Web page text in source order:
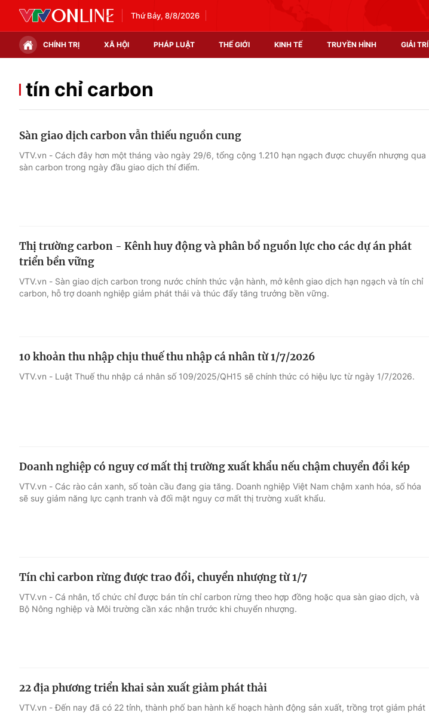
Thứ Bảy, 8/8/2026
CHÍNH TRỊ XÃ HỘI PHÁP LUẬT THẾ GIỚI KINH TẾ TRUYỀN HÌNH GIẢI TRÍ
Chính trị
Thế giới đó đây
Thị trường
Điện ảnh
Âm nhạc
Du lịch
Làm đẹp
Học trực tuyến
tín chỉ carbon
Sàn giao dịch carbon vẫn thiếu nguồn cung
VTV.vn - Cách đây hơn một tháng vào ngày 29/6, tổng cộng 1.210 hạn ngạch được chuyển nhượng qua
sàn carbon trong ngày đầu giao dịch thí điểm.
Thị trường carbon - Kênh huy động và phân bổ nguồn lực cho các dự án phát
triển bền vững
VTV.vn - Sàn giao dịch carbon trong nước chính thức vận hành, mở kênh giao dịch hạn ngạch và tín chỉ
carbon, hỗ trợ doanh nghiệp giảm phát thải và thúc đẩy tăng trưởng bền vững.
10 khoản thu nhập chịu thuế thu nhập cá nhân từ 1/7/2026
VTV.vn - Luật Thuế thu nhập cá nhân số 109/2025/QH15 sẽ chính thức có hiệu lực từ ngày 1/7/2026.
Doanh nghiệp có nguy cơ mất thị trường xuất khẩu nếu chậm chuyển đổi kép
VTV.vn - Các rào cản xanh, số toàn cầu đang gia tăng. Doanh nghiệp Việt Nam chậm xanh hóa, số hóa
sẽ suy giảm năng lực cạnh tranh và đối mặt nguy cơ mất thị trường xuất khẩu.
Tín chỉ carbon rừng được trao đổi, chuyển nhượng từ 1/7
VTV.vn - Cá nhân, tổ chức chỉ được bán tín chỉ carbon rừng theo hợp đồng hoặc qua sàn giao dịch, và
Bộ Nông nghiệp và Môi trường cần xác nhận trước khi chuyển nhượng.
22 địa phương triển khai sản xuất giảm phát thải
VTV.vn - Đến nay đã có 22 tỉnh, thành phố ban hành kế hoạch hành động sản xuất, trồng trọt giảm phát